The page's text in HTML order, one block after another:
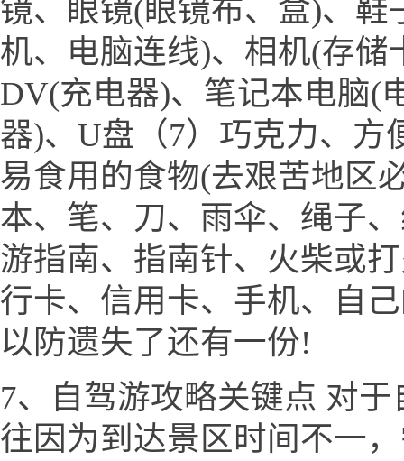
镜、眼镜(眼镜布、盒)、
机、电脑连线)、相机(存
DV(充电器)、笔记本电脑(
器)、U盘（7）巧克力、方
易食用的食物(去艰苦地区
本、笔、刀、雨伞、绳子
游指南、指南针、火柴或
行卡、信用卡、手机、自
以防遗失了还有一份!
7、自驾游攻略关键点 对
往因为到达景区时间不一